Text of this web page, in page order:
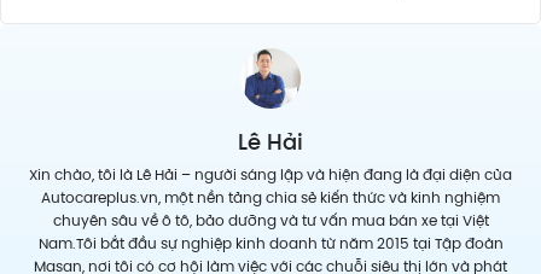
Lê Hải
Xin chào, tôi là Lê Hải – người sáng lập và hiện đang là đại diện của
Autocareplus.vn, một nền tảng chia sẻ kiến thức và kinh nghiệm
chuyên sâu về ô tô, bảo dưỡng và tư vấn mua bán xe tại Việt
Nam.Tôi bắt đầu sự nghiệp kinh doanh từ năm 2015 tại Tập đoàn
Masan, nơi tôi có cơ hội làm việc với các chuỗi siêu thị lớn và phát